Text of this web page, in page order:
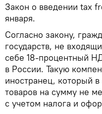
Закон о введении tax
января.
Согласно закону,
государств, не
себе 18-процентный
в России. Такую
иностранец, который
товаров на сумму не
с учетом налога и